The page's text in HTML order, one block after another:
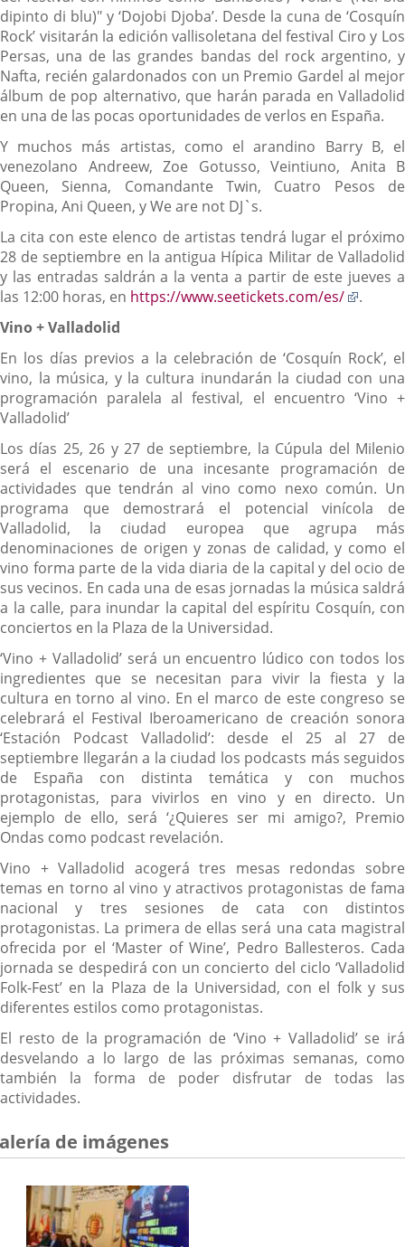
dipinto di blu)" y ‘Dojobi Djoba’. Desde la cuna de ‘Cosquín
Rock’ visitarán la edición vallisoletana del festival Ciro y Los
Persas, una de las grandes bandas del rock argentino, y
Nafta, recién galardonados con un Premio Gardel al mejor
álbum de pop alternativo, que harán parada en Valladolid
en una de las pocas oportunidades de verlos en España.
Y muchos más artistas, como el arandino Barry B, el
venezolano Andreew, Zoe Gotusso, Veintiuno, Anita B
Queen, Sienna, Comandante Twin, Cuatro Pesos de
Propina, Ani Queen, y We are not DJ`s.
La cita con este elenco de artistas tendrá lugar el próximo
28 de septiembre en la antigua Hípica Militar de Valladolid
y las entradas saldrán a la venta a partir de este jueves a
las 12:00 horas, en https://www.seetickets.com/es/
Enlace
.
Vino + Valladolid
En los días previos a la celebración de ‘Cosquín Rock’, el
vino, la música, y la cultura inundarán la ciudad con una
programación paralela al festival, el encuentro ‘Vino +
Valladolid’
Los días 25, 26 y 27 de septiembre, la Cúpula del Milenio
será el escenario de una incesante programación de
actividades que tendrán al vino como nexo común. Un
programa que demostrará el potencial vinícola de
Valladolid, la ciudad europea que agrupa más
denominaciones de origen y zonas de calidad, y como el
vino forma parte de la vida diaria de la capital y del ocio de
sus vecinos. En cada una de esas jornadas la música saldrá
a la calle, para inundar la capital del espíritu Cosquín, con
conciertos en la Plaza de la Universidad.
‘Vino + Valladolid’ será un encuentro lúdico con todos los
ingredientes que se necesitan para vivir la fiesta y la
cultura en torno al vino. En el marco de este congreso se
celebrará el Festival Iberoamericano de creación sonora
‘Estación Podcast Valladolid’: desde el 25 al 27 de
septiembre llegarán a la ciudad los podcasts más seguidos
de España con distinta temática y con muchos
protagonistas, para vivirlos en vino y en directo. Un
ejemplo de ello, será ‘¿Quieres ser mi amigo?, Premio
Ondas como podcast revelación.
Vino + Valladolid acogerá tres mesas redondas sobre
temas en torno al vino y atractivos protagonistas de fama
nacional y tres sesiones de cata con distintos
protagonistas. La primera de ellas será una cata magistral
ofrecida por el ‘Master of Wine’, Pedro Ballesteros. Cada
jornada se despedirá con un concierto del ciclo ‘Valladolid
Folk-Fest’ en la Plaza de la Universidad, con el folk y sus
diferentes estilos como protagonistas.
El resto de la programación de ‘Vino + Valladolid’ se irá
desvelando a lo largo de las próximas semanas, como
también la forma de poder disfrutar de todas las
actividades.
de imágenes